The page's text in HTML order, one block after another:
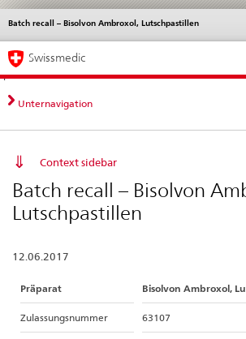
Direct
navigation:
news,
legal
contact
News &
standards
Batch recall – Bisolvon Ambroxol, Lutschpastillen
Languages
Service
Main
Navigation
Swissmedic
Unternavigation
Context sidebar
Batch recall – Bisolvon
Lutschpastillen
12.06.2017
Präparat Bisolvon Ambroxol,
Zulassungsnummer 63107